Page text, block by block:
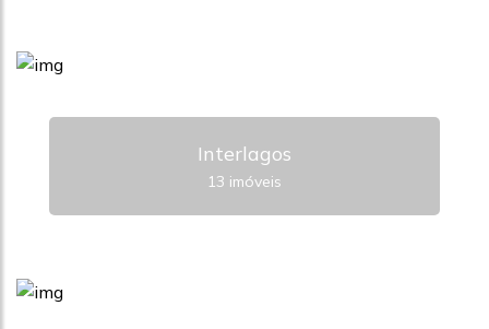
Interlagos
13 imóveis